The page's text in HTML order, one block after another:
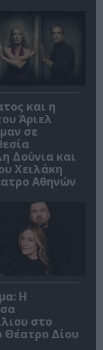
και η
Άριελ
σε
Δούνια και
Χειλάκη
Αθηνών
Η
στο
Θέατρο Δίου